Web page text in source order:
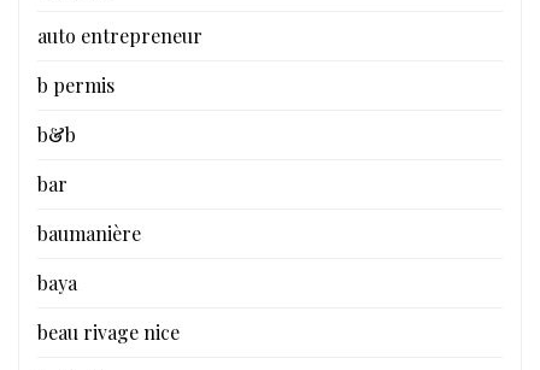
auto entrepreneur
b permis
b&b
bar
baumanière
baya
beau rivage nice